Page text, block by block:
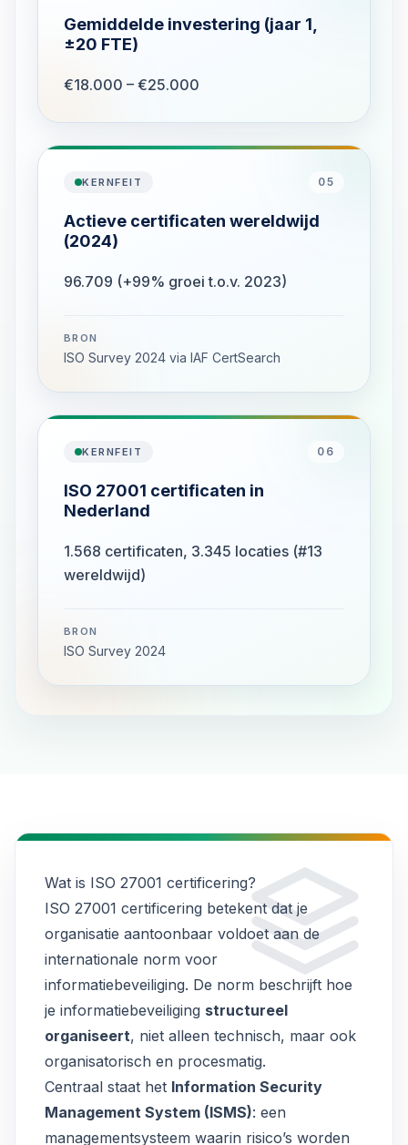
Gemiddelde investering (jaar 1,
±20 FTE)
€18.000 – €25.000
KERNFEIT 05
Actieve certificaten wereldwijd
(2024)
96.709 (+99% groei t.o.v. 2023)
BRON
ISO Survey 2024 via IAF CertSearch
KERNFEIT 06
ISO 27001 certificaten in
Nederland
1.568 certificaten, 3.345 locaties (#13
wereldwijd)
BRON
ISO Survey 2024
Wat is ISO 27001 certificering?
ISO 27001 certificering betekent dat je
organisatie aantoonbaar voldoet aan de
internationale norm voor
informatiebeveiliging. De norm beschrijft hoe
je informatiebeveiliging structureel
organiseert, niet alleen technisch, maar ook
organisatorisch en procesmatig.
Centraal staat het Information Security
Management System (ISMS): een
managementsysteem waarin risico’s worden